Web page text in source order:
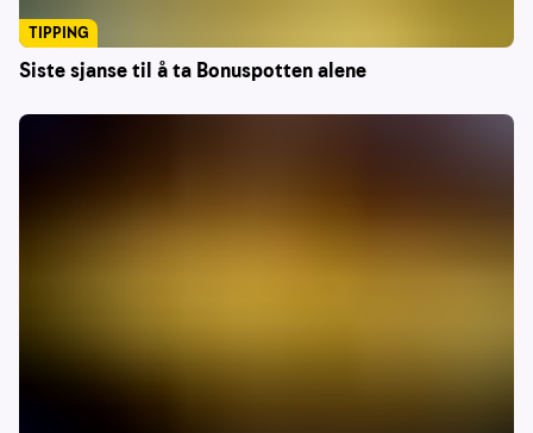
Siste sjanse til å ta Bonuspotten alene
TIPPING